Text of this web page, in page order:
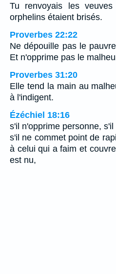
Tu renvoyais les
orphelins étaient brisés.
Proverbes 22:22
Ne dépouille pas le
Et n'opprime pas le
Proverbes 31:20
Elle tend la main au
à l'indigent.
Ézéchiel 18:16
s'il n'opprime personne,
s'il ne commet point de
à celui qui a faim et
est nu,